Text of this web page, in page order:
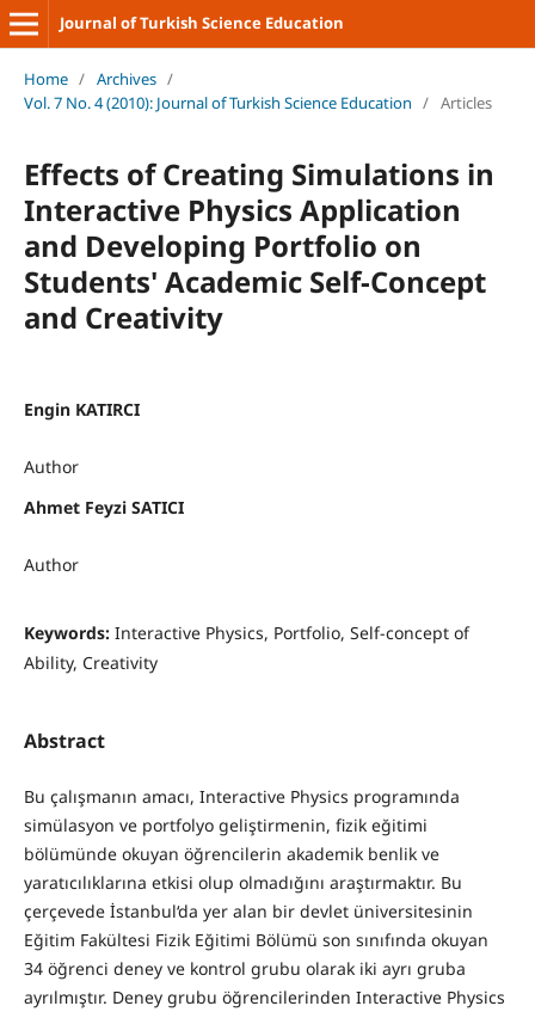
Journal of Turkish Science Education
Home / Archives /
Vol. 7 No. 4 (2010): Journal of Turkish Science Education / Articles
Effects of Creating Simulations in
Interactive Physics Application
and Developing Portfolio on
Students' Academic Self-Concept
and Creativity
Engin KATIRCI
Author
Ahmet Feyzi SATICI
Author
Keywords: Interactive Physics, Portfolio, Self-concept of
Ability, Creativity
Abstract
Bu çalışmanın amacı, Interactive Physics programında
simülasyon ve portfolyo geliştirmenin, fizik eğitimi
bölümünde okuyan öğrencilerin akademik benlik ve
yaratıcılıklarına etkisi olup olmadığını araştırmaktır. Bu
çerçevede İstanbul‘da yer alan bir devlet üniversitesinin
Eğitim Fakültesi Fizik Eğitimi Bölümü son sınıfında okuyan
34 öğrenci deney ve kontrol grubu olarak iki ayrı gruba
ayrılmıştır. Deney grubu öğrencilerinden Interactive Physics